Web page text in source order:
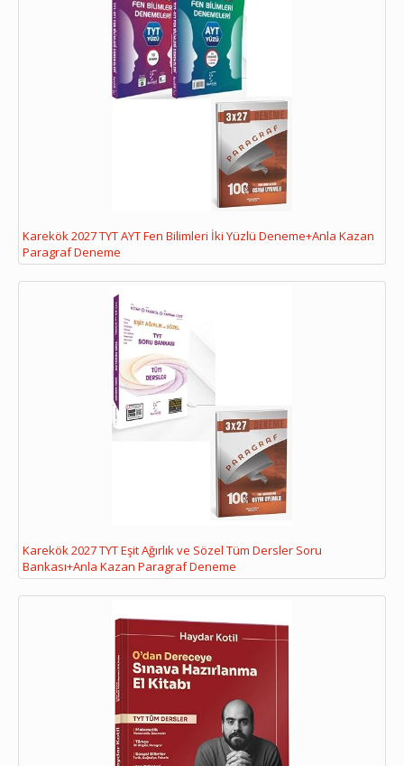
Karekök 2027 TYT AYT Fen Bilimleri İki Yüzlü Deneme+Anla Kazan
Paragraf Deneme
Karekök 2027 TYT Eşit Ağırlık ve Sözel Tüm Dersler Soru
Bankası+Anla Kazan Paragraf Deneme